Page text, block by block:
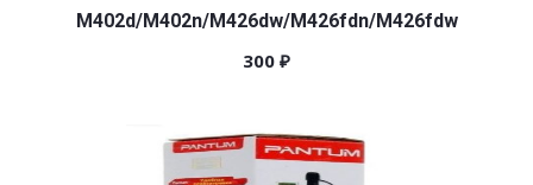
M402d/M402n/M426dw/M426fdn/M426fdw
300 ₽